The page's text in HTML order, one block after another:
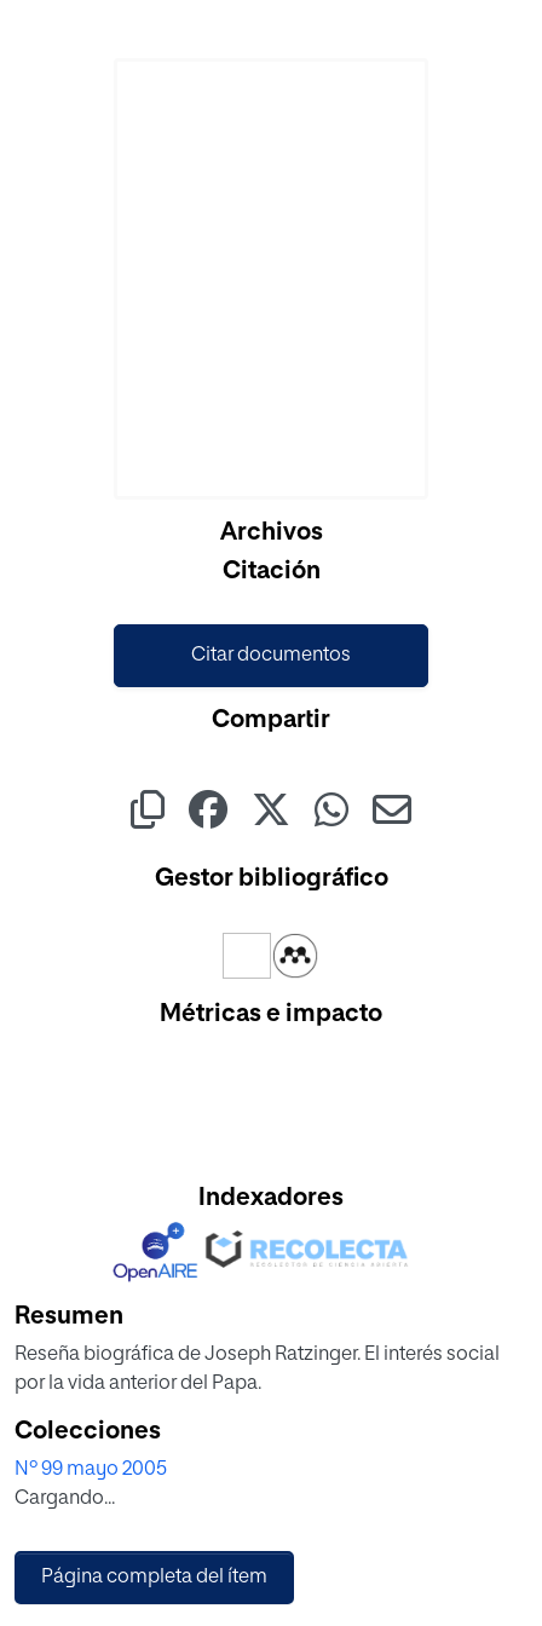
Archivos
Citación
Citar documentos
Compartir
Gestor bibliográfico
Métricas e impacto
Indexadores
Resumen
Reseña biográfica de Joseph Ratzinger. El interés social
por la vida anterior del Papa.
Colecciones
Nº 99 mayo 2005
Cargando...
Página completa del ítem